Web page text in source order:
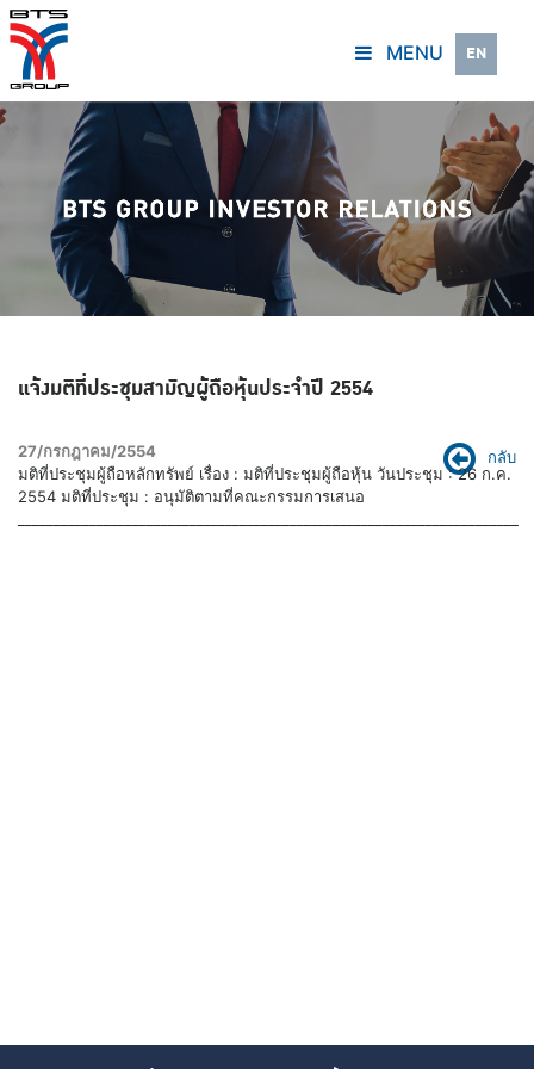
MENU EN
แจ้งมติที่ประชุมสามัญผู้ถือหุ้นประจำปี 2554
กลับ
27/กรกฎาคม/2554
มติที่ประชุมผู้ถือหลักทรัพย์ เรื่อง : มติที่ประชุมผู้ถือหุ้น วันประชุม : 26 ก.ค.
2554 มติที่ประชุม : อนุมัติตามที่คณะกรรมการเสนอ